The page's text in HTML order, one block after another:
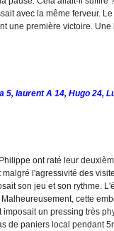
avec la même ferveur.
une première victoire.
5, laurent A 14, Hugo 24,
ont raté leur
l'agressivité des
son jeu et son rythme.
cette
un pressing très
de paniers local pendant